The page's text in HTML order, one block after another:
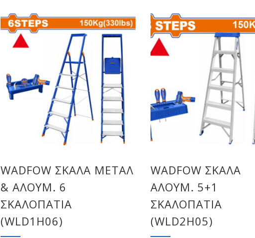
WADFOW ΣΚΑΛΑ ΜΕΤΑΛ
& ΑΛΟΥΜ. 6
ΣΚΑΛΟΠΑΤΙΑ
(WLD1H06)
WADFOW ΣΚΑΛΑ
ΑΛΟΥΜ. 5+1
ΣΚΑΛΟΠΑΤΙΑ
(WLD2H05)